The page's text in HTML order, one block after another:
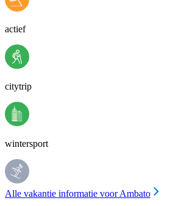
actief
citytrip
wintersport
Alle vakantie informatie voor Ambato